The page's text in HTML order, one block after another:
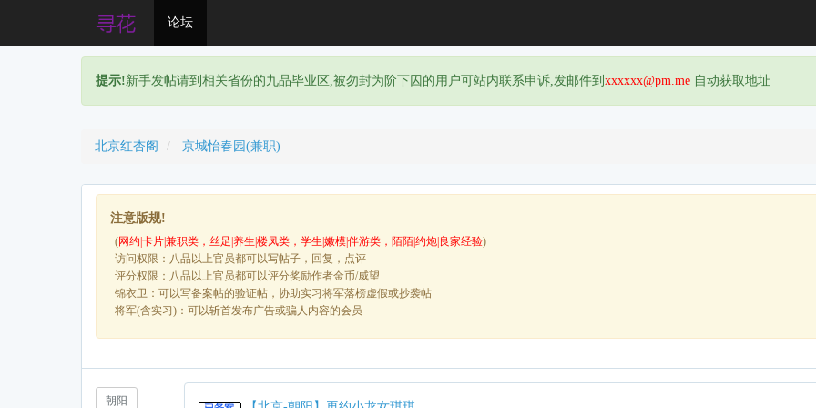
论坛
提示!新手发帖请到相关省份的九品毕业区,被勿封为阶下囚的用户可站内联系申诉,发邮件到 xxxxxx@pm.me 自动获取地址
北京红杏阁 京城怡春园(兼职)
注意版规!
(网约|卡片|兼职类，丝足|养生|楼凤类，学生|嫩模|伴游类，陌陌|约炮|良家经验)
访问权限：八品以上官员都可以写帖子，回复，点评
评分权限：八品以上官员都可以评分奖励作者金币/威望
锦衣卫：可以写备案帖的验证帖，协助实习将军落榜虚假或抄袭帖
将军(含实习)：可以斩首发布广告或骗人内容的会员
朝阳